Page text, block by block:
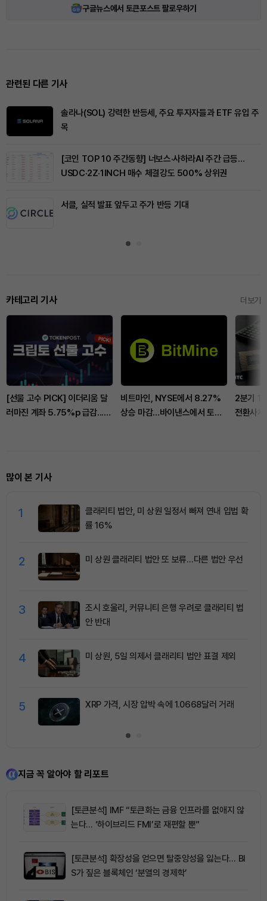
구글뉴스에서 토큰포스트 팔로우하기
관련된 다른 기사
솔라나(SOL) 강력한 반등세, 주요 투자자들과 ETF 유입 주
목
[코인 TOP 10 주간동향] 너보스·사하라AI 주간 급등…
USDC·2Z·1INCH 매수 체결강도 500% 상위권
서클, 실적 발표 앞두고 주가 반등 기대
카테고리 기사 더보기
[선물 고수 PICK] 이더리움 달
러마진 계좌 5.75%p 급감...비
비트마인, NYSE에서 8.27%
상승 마감…바이낸스에서 토큰
2분기
전환사
많이 본 기사
1
클래리티 법안, 미 상원 일정서 빠져 연내 입법 확
률 16%
2 미 상원 클래리티 법안 또 보류…다른 법안 우선
3
조시 호울리, 커뮤니티 은행 우려로 클래리티 법
안 반대
4 미 상원, 5일 의제서 클래리티 법안 표결 제외
5 XRP 가격, 시장 압박 속에 1.0668달러 거래
지금 꼭 알아야 할 리포트
[토큰분석] IMF “토큰화는 금융 인프라를 없애지 않
는다… ‘하이브리드 FMI’로 재편할 뿐”
[토큰분석] 확장성을 얻으면 탈중앙성을 잃는다… BI
S가 짚은 블록체인 ‘분열의 경제학’